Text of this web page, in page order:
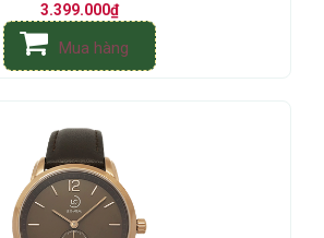
3.399.000₫
Mua hàng